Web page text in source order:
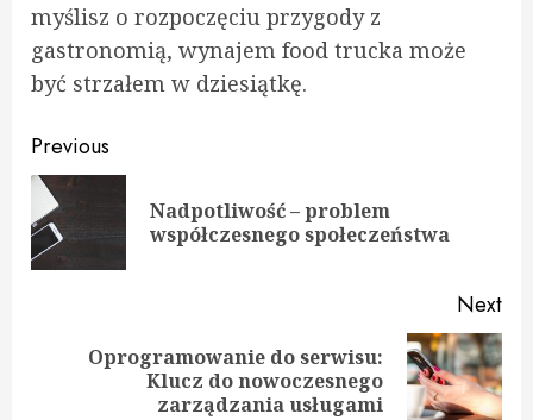
myślisz o rozpoczęciu przygody z
gastronomią, wynajem food trucka może
być strzałem w dziesiątkę.
Continue
Reading
Previous
Nadpotliwość – problem
współczesnego społeczeństwa
Next
Oprogramowanie do serwisu:
Klucz do nowoczesnego
zarządzania usługami